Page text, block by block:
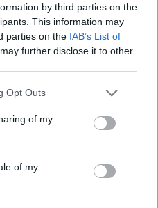
by third parties on the
This information may
parties on the IAB’s List of
further disclose it to other
Opt Outs
of my
of my
κινδύνους
σας
για τον ανθρώπινο
επικίνδυνες για την…